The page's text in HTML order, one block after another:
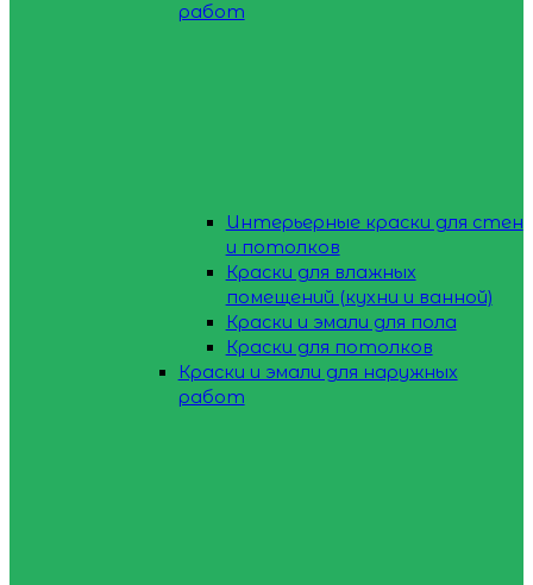
работ
Интерьерные краски для стен
и потолков
Краски для влажных
помещений (кухни и ванной)
Краски и эмали для пола
Краски для потолков
Краски и эмали для наружных
работ